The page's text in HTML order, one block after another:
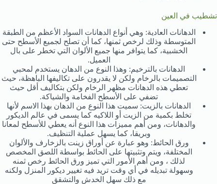
تشطيب في العين
الدهانات العادية: وهي أنواع الدهانات السواد الأعظم من الطبقة
المتوسطة وذلك لرخص ثمنها، كما أن تصلح لجميع الأسطح حتى
الخشبية، كما يتوافر منها جميع الألوان التي تخطر على بال
العميل.
الدهانات بالترخيم: وهذا النوع من الدهان يستخدم لمحبي
التصميمات بالرخام ولكن لا يقدرون على تكاليفها الباهظة، حيث
تعطي هذه الدهانات مظهر الرخام ولكن بتكاليف أقل حيث
تضفي على الأسطح الفخامة والشياكة.
الدهانات بالزيت: سميت هذا النوع من الدهان بهذا الاسم لأنها
تخلط بكمية من الزيت أو اللاكيه كما يسمى في عالم الديكور
والدهانات، ومن أهم مميزات هذا النوع أنه يعطي للأسطح لمعانا
وبريقا، كما يسهل عملية التنظيف.
ورق الحائط: وهو عبارة عن أوراق زينت بالزخارف والألوان
المختلفة، ويتم وتثبيتها على الحائط بواسطة اللصق المخصص
لذلك ، ومن أهم الأمور التي تميز ورق الحائط رخص ثمنه
وسهولة تبديله في أي وقت تريد فيه تغيير ديكور المنزل ولكنه
مع ذلك سهل الخدش والتشقق